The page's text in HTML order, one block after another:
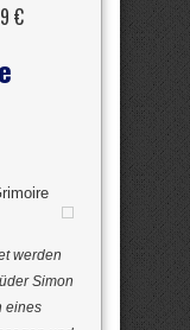
€
werden
Simon
eines